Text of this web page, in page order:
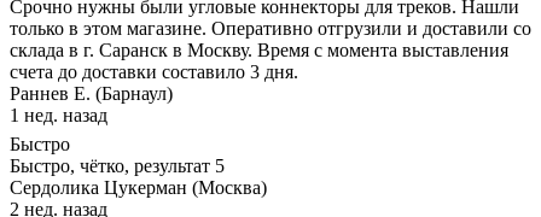
Срочно нужны были угловые коннекторы для треков. Нашли
только в этом магазине. Оперативно отгрузили и доставили со
склада в г. Саранск в Москву. Время с момента выставления
счета до доставки составило 3 дня.
Раннев Е. (Барнаул)
1 нед. назад
Быстро
Быстро, чётко, результат 5
Сердолика Цукерман (Москва)
2 нед. назад